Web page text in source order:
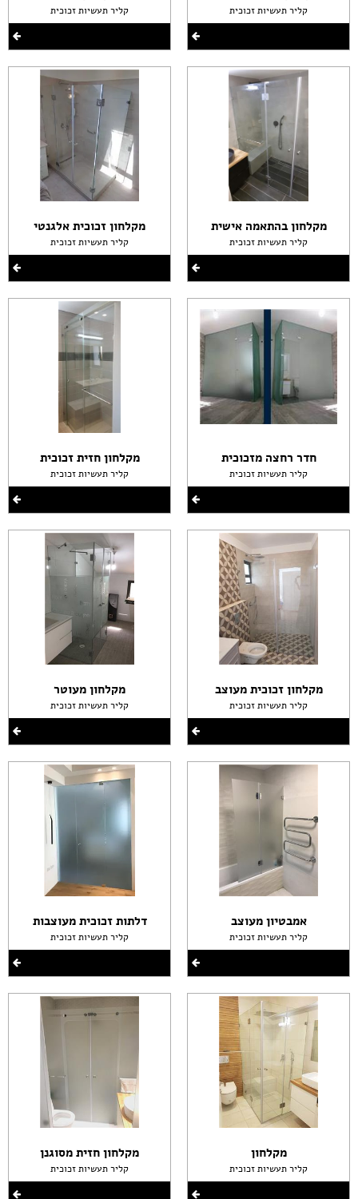
קליר תעשיות זכוכית
מקלחון בהתאמה אישית
קליר תעשיות זכוכית
חדר רחצה מזכוכית
קליר תעשיות זכוכית
מקלחון זכוכית מעוצב
קליר תעשיות זכוכית
אמבטיון מעוצב
קליר תעשיות זכוכית
מקלחון
קליר תעשיות זכוכית
קליר תעשיות זכוכית
מקלחון זכוכית אלגנטי
קליר תעשיות זכוכית
מקלחון חזית זכוכית
קליר תעשיות זכוכית
מקלחון מעוטר
קליר תעשיות זכוכית
דלתות זכוכית מעוצבות
קליר תעשיות זכוכית
מקלחון חזית מסוגנן
קליר תעשיות זכוכית